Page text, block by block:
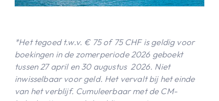
*Het tegoed t.w.v. € 75 of 75 CHF is geldig voor
boekingen in de zomerperiode 2026 geboekt
tussen 27 april en 30 augustus 2026. Niet
inwisselbaar voor geld. Het vervalt bij het einde
van het verblijf. Cumuleerbaar met de CM-